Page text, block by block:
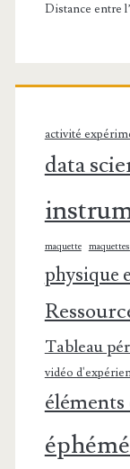
Distance entre
activité
data
maquette maquettes
physique
Tableau
vidéo